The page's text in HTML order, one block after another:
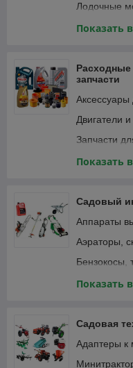
Лодочные
Лодки
Фонари и
Показать
запчасти
Аксессуары
Двигатели
Запчасти
Зарядные
Крепежные
Лампочки и
Ленты
Масла и
инструмента
Показать
Садовый
Аппараты
Аэраторы,
Бензокосы,
Бензопилы,
Дровоколы
Показать
Садовая
Адаптеры к